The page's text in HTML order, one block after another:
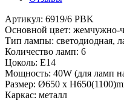
Артикул: 6919/6 PBK
Основной цвет: жемчужно-
Тип лампы: светодиодная,
Количество ламп: 6
Цоколь: Е14
Мощность: 40W (для ламп
Размер: Ø650 x
Каркас: металл